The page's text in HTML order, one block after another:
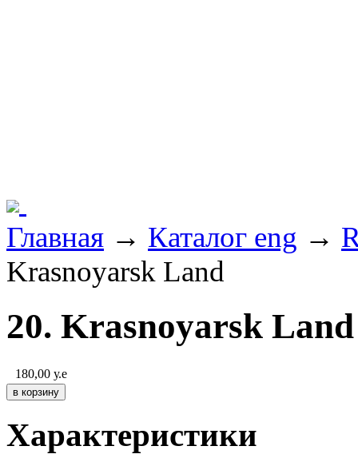
Главная → Каталог eng →
Krasnoyarsk Land
20. Krasnoyarsk Land
180,00 у.е
Характеристики